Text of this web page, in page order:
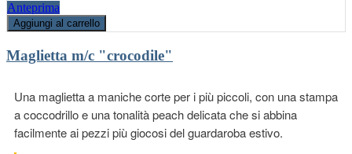
Anteprima
Aggiungi al carrello
Maglietta m/c "crocodile"
Una maglietta a maniche corte per i più piccoli, con una stampa
a coccodrillo e una tonalità peach delicata che si abbina
facilmente ai pezzi più giocosi del guardaroba estivo.